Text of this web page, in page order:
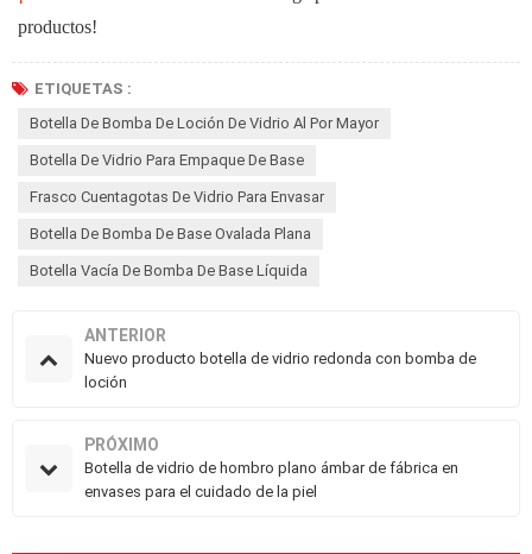
productos!
ETIQUETAS :
Botella De Bomba De Loción De Vidrio Al Por Mayor
Botella De Vidrio Para Empaque De Base
Frasco Cuentagotas De Vidrio Para Envasar
Botella De Bomba De Base Ovalada Plana
Botella Vacía De Bomba De Base Líquida
ANTERIOR
Nuevo producto botella de vidrio redonda con bomba de
loción
PRÓXIMO
Botella de vidrio de hombro plano ámbar de fábrica en
envases para el cuidado de la piel